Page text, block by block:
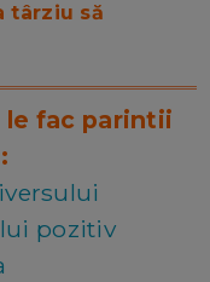
târziu să
le fac parintii
pozitiv